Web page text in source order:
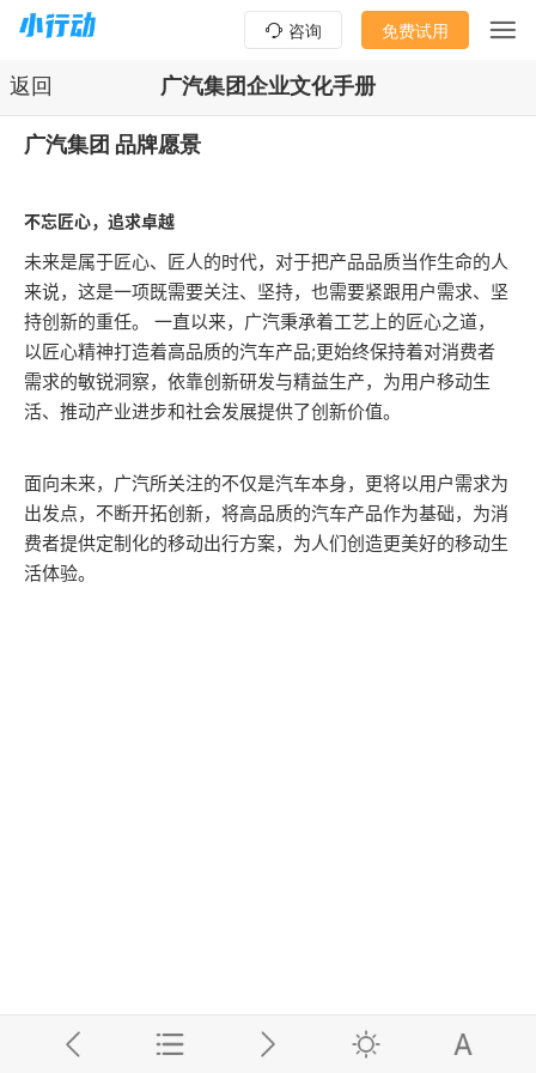
咨询 免费试用
返回 广汽集团企业文化手册
广汽集团 品牌愿景
不忘匠心，追求卓越
未来是属于匠心、匠人的时代，对于把产品品质当作生命的人
来说，这是一项既需要关注、坚持，也需要紧跟用户需求、坚
持创新的重任。 一直以来，广汽秉承着工艺上的匠心之道，
以匠心精神打造着高品质的汽车产品;更始终保持着对消费者
需求的敏锐洞察，依靠创新研发与精益生产，为用户移动生
活、推动产业进步和社会发展提供了创新价值。
面向未来，广汽所关注的不仅是汽车本身，更将以用户需求为
出发点，不断开拓创新，将高品质的汽车产品作为基础，为消
费者提供定制化的移动出行方案，为人们创造更美好的移动生
活体验。